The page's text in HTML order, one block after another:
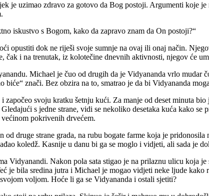
je uzimao zdravo za gotovo da Bog postoji. Argumenti koje
iskustvo s Bogom, kako da zapravo znam da On postoji?“
opustiti dok ne riješi svoje sumnje na ovaj ili onaj način.
čak i na trenutak, iz kolotečine dnevnih aktivnosti, njegov će
Michael je čuo od drugih da je Vidyananda vrlo
biće“ znači. Bez obzira na to, smatrao je da bi Vidyananda
započeo svoju kratku šetnju kući. Za manje od deset minuta
s jedne strane, vidi se nekoliko desetaka kuća kako
pokrivenih drvećem.
od druge strane grada, na rubu bogate farme koja je
koledž. Kasnije u danu bi ga se moglo i vidjeti, ali sada je
Vidyanandi. Nakon pola sata stigao je na prilaznu ulicu koja
je bila sredina jutra i Michael je mogao vidjeti neke ljude
voljom. Hoće li ga se Vidyananda i ostali sjetiti?